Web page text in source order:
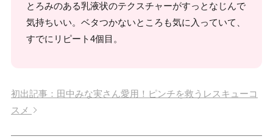
とろみのある乳液状のテクスチャーがすっとなじんで
気持ちいい。ベタつかないところも気に入っていて、
すでにリピート4個目。
初出記事：田中みな実さん愛用！ピンチを救うレスキューコ
スメ